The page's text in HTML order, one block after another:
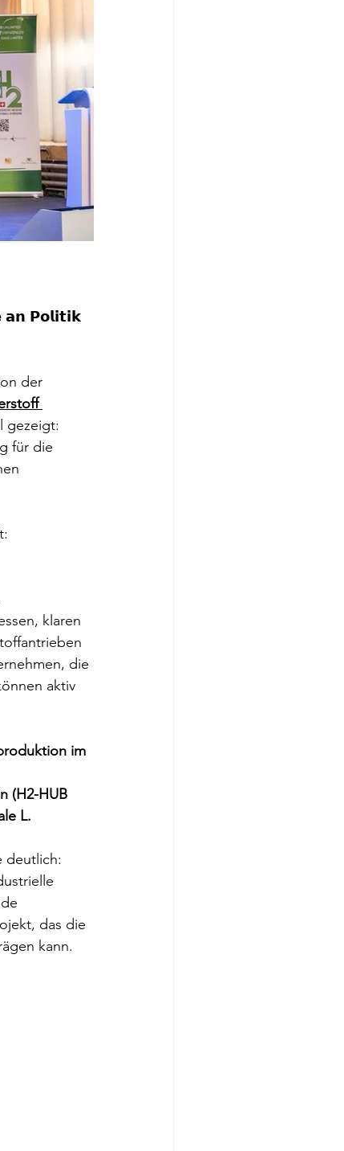
𝗣𝗼𝗹𝗶𝘁𝗶𝗸
der
gezeigt:
für die
klaren
die
aktiv
im
(H2-HUB
L.
deutlich:
das die
kann.